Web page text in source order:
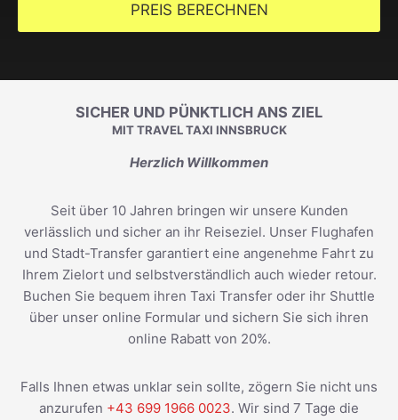
PREIS BERECHNEN
SICHER UND PÜNKTLICH ANS ZIEL
MIT TRAVEL TAXI INNSBRUCK
Herzlich Willkommen
Seit über 10 Jahren bringen wir unsere Kunden
verlässlich und sicher an ihr Reiseziel. Unser Flughafen
und Stadt-Transfer garantiert eine angenehme Fahrt zu
Ihrem Zielort und selbstverständlich auch wieder retour.
Buchen Sie bequem ihren Taxi Transfer oder ihr Shuttle
über unser online Formular und sichern Sie sich ihren
online Rabatt von 20%.
Falls Ihnen etwas unklar sein sollte, zögern Sie nicht uns
anzurufen +43 699 1966 0023. Wir sind 7 Tage die